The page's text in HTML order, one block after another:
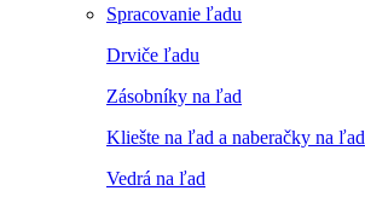
Spracovanie ľadu
Drviče ľadu
Zásobníky na ľad
Kliešte na ľad a naberačky na ľad
Vedrá na ľad